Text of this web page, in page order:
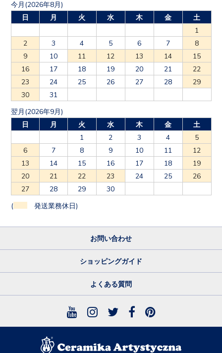
今月(2026年8月)
日
月 火 水 木 金
土
1
2
3 4 5 6 7
8
9
10 11 12 13 14
15
16
17 18 19 20 21
22
23
24 25 26 27 28
29
30
31
翌月(2026年9月)
日
月 火 水 木 金
土
1
2 3 4
5
6
7 8 9 10 11
12
13
14 15 16 17 18
19
20
21 22 23 24 25
26
27
28 29 30
( 発送業務休日)
お問い合わせ
ショッピングガイド
よくある質問